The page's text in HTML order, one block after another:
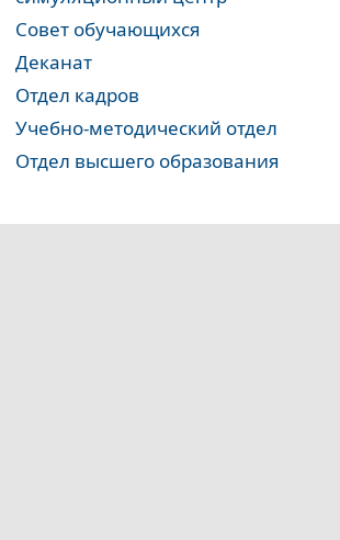
Совет обучающихся
Деканат
Отдел кадров
Учебно-методический отдел
Отдел высшего образования